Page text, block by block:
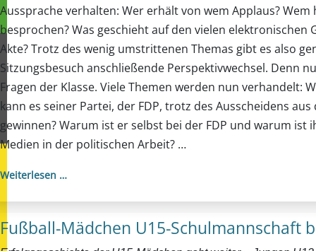
Aussprache verhalten: Wer erhält von wem Applaus?
besprochen? Was geschieht auf den vielen elektronischen
Akte? Trotz des wenig umstrittenen Themas gibt es also
Sitzungsbesuch anschließende Perspektivwechsel. Denn
Fragen der Klasse. Viele Themen werden nun verhandelt:
kann es seiner Partei, der FDP, trotz des Ausscheidens
gewinnen? Warum ist er selbst bei der FDP und warum
Medien in der politischen Arbeit? …
Weiterlesen …
Fußball-Mädchen U15-Schulmannschaft